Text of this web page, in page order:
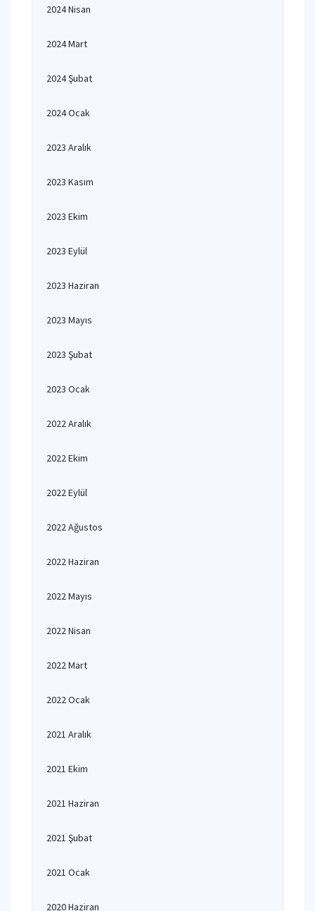
2024 Nisan
2024 Mart
2024 Şubat
2024 Ocak
2023 Aralık
2023 Kasım
2023 Ekim
2023 Eylül
2023 Haziran
2023 Mayıs
2023 Şubat
2023 Ocak
2022 Aralık
2022 Ekim
2022 Eylül
2022 Ağustos
2022 Haziran
2022 Mayıs
2022 Nisan
2022 Mart
2022 Ocak
2021 Aralık
2021 Ekim
2021 Haziran
2021 Şubat
2021 Ocak
2020 Haziran